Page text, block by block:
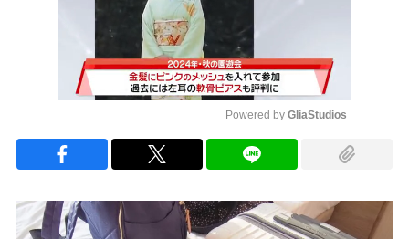
Powered by GliaStudios